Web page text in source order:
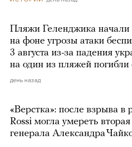
Пляжи Геленджика начали
на фоне угрозы атаки
3 августа из-за падения
на один из пляжей погибли
день назад
«Верстка»: после взрыва в
Rossi могла умереть
генерала Александра